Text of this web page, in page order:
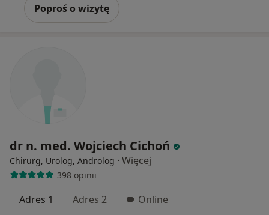
Poproś o wizytę
dr n. med. Wojciech Cichoń
Chirurg, Urolog, Androlog · Więcej
398 opinii
Adres 1 Adres 2 Online